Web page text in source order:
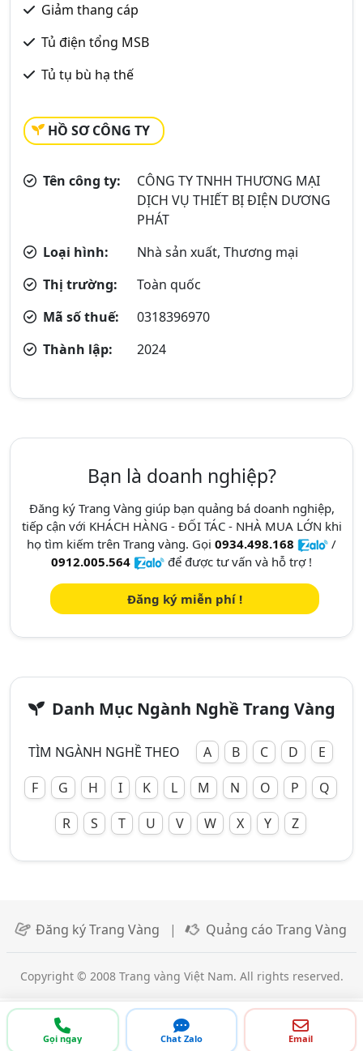
Giảm thang cáp
Tủ điện tổng MSB
Tủ tụ bù hạ thế
HỒ SƠ CÔNG TY
Tên công ty:
CÔNG TY TNHH THƯƠNG MẠI
DỊCH VỤ THIẾT BỊ ĐIỆN DƯƠNG
PHÁT
Loại hình:
Nhà sản xuất, Thương mại
Thị trường:
Toàn quốc
Mã số thuế:
0318396970
Thành lập:
2024
Gọi ngay Chat Zalo Email
Bạn là doanh nghiệp?
Đăng ký Trang Vàng giúp bạn quảng bá doanh nghiệp,
tiếp cận với KHÁCH HÀNG - ĐỐI TÁC - NHÀ MUA LỚN khi
họ tìm kiếm trên Trang vàng. Gọi 0934.498.168
/
0912.005.564
để được tư vấn và hỗ trợ !
Đăng ký miễn phí !
Danh Mục Ngành Nghề Trang Vàng
TÌM NGÀNH NGHỀ THEO A B C D
E
F
G H I K L M N O P
Q
R
S T U V W X Y Z
Đăng ký Trang Vàng | Quảng cáo Trang Vàng
Copyright © 2008 Trang vàng Việt Nam. All rights reserved.